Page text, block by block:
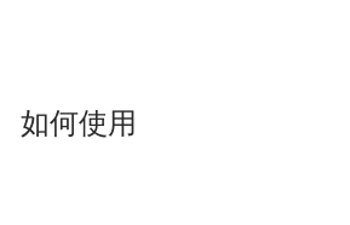
如何使用